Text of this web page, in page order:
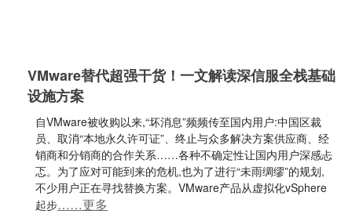
VMware替代超强干货！一文解读深信服全栈基础
设施方案
自VMware被收购以来,“坏消息”频频传至国内用户:中国区裁
员、取消“本地永久许可证”、终止与众多解决方案供应商、经
销商和分销商的合作关系……各种不确定性让国内用户深感忐
忑。为了应对可能到来的危机,也为了进行“未雨绸缪”的规划,
不少用户正在寻找替换方案。VMware产品从虚拟化vSphere
起步……更多